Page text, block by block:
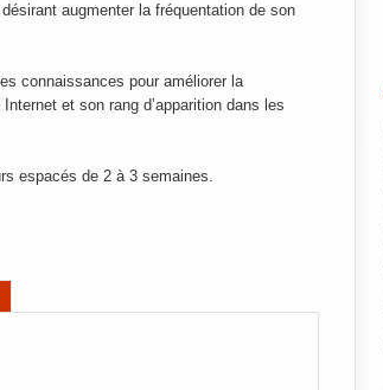
augmenter la fréquentation de son
connaissances pour améliorer la
et son rang d’apparition dans les
espacés de 2 à 3 semaines.